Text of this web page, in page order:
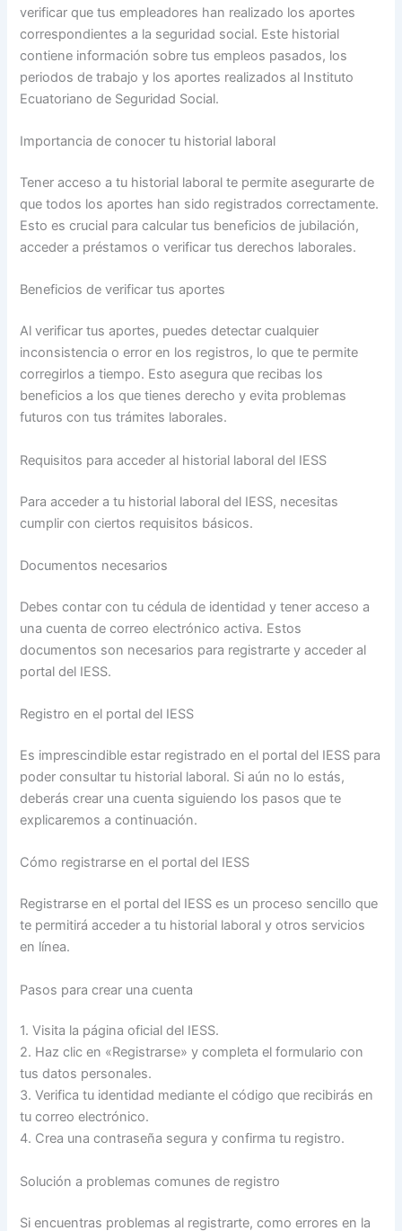
verificar que tus empleadores han realizado los aportes
correspondientes a la seguridad social. Este historial
contiene información sobre tus empleos pasados, los
periodos de trabajo y los aportes realizados al Instituto
Ecuatoriano de Seguridad Social.
Importancia de conocer tu historial laboral
Tener acceso a tu historial laboral te permite asegurarte de
que todos los aportes han sido registrados correctamente.
Esto es crucial para calcular tus beneficios de jubilación,
acceder a préstamos o verificar tus derechos laborales.
Beneficios de verificar tus aportes
Al verificar tus aportes, puedes detectar cualquier
inconsistencia o error en los registros, lo que te permite
corregirlos a tiempo. Esto asegura que recibas los
beneficios a los que tienes derecho y evita problemas
futuros con tus trámites laborales.
Requisitos para acceder al historial laboral del IESS
Para acceder a tu historial laboral del IESS, necesitas
cumplir con ciertos requisitos básicos.
Documentos necesarios
Debes contar con tu cédula de identidad y tener acceso a
una cuenta de correo electrónico activa. Estos
documentos son necesarios para registrarte y acceder al
portal del IESS.
Registro en el portal del IESS
Es imprescindible estar registrado en el portal del IESS para
poder consultar tu historial laboral. Si aún no lo estás,
deberás crear una cuenta siguiendo los pasos que te
explicaremos a continuación.
Cómo registrarse en el portal del IESS
Registrarse en el portal del IESS es un proceso sencillo que
te permitirá acceder a tu historial laboral y otros servicios
en línea.
Pasos para crear una cuenta
1. Visita la página oficial del IESS.
2. Haz clic en «Registrarse» y completa el formulario con
tus datos personales.
3. Verifica tu identidad mediante el código que recibirás en
tu correo electrónico.
4. Crea una contraseña segura y confirma tu registro.
Solución a problemas comunes de registro
Si encuentras problemas al registrarte, como errores en la